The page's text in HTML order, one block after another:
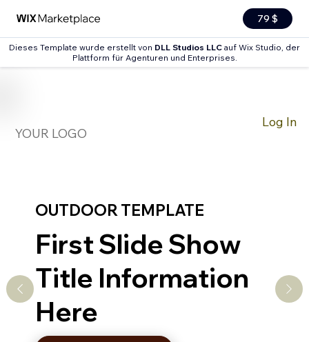
79 $
Dieses Template wurde erstellt von DLL Studios LLC auf Wix Studio, der
Plattform für Agenturen und Enterprises.